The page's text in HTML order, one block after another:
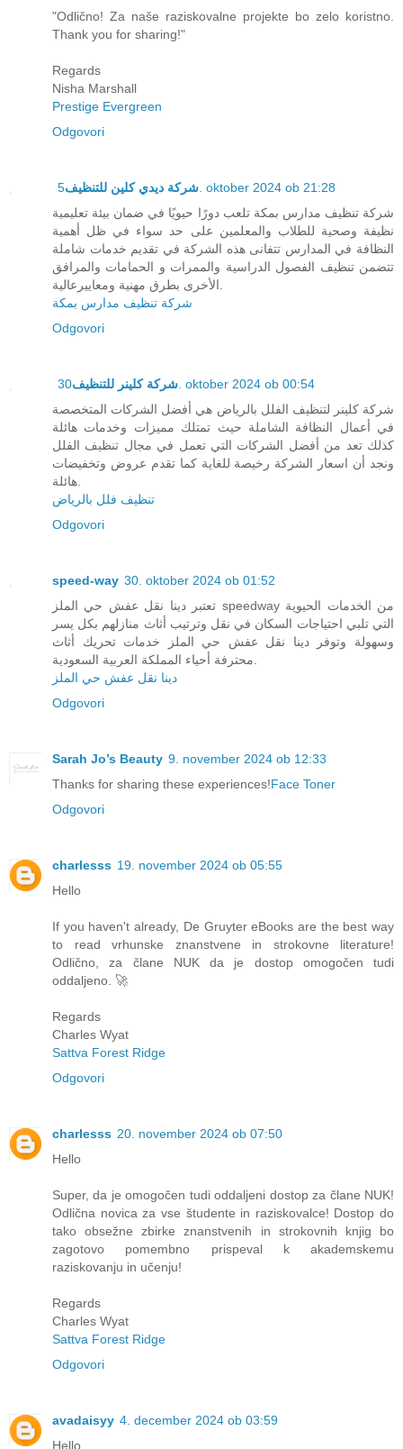
"Odlično! Za naše raziskovalne projekte bo zelo koristno.
Thank you for sharing!"
Regards
Nisha Marshall
Prestige Evergreen
Odgovori
شركة ديدي كلين للتنظيف 5. oktober 2024 ob 21:28
شركة تنظيف مدارس بمكة تلعب دورًا حيويًا في ضمان بيئة تعليمية
نظيفة وصحية للطلاب والمعلمين على حد سواء في ظل أهمية
النظافة في المدارس تتفانى هذه الشركة في تقديم خدمات شاملة
تتضمن تنظيف الفصول الدراسية والممرات و الحمامات والمرافق
شركة تنظيف مدارس بمكة
Odgovori
شركة كلينر للتنظيف 30. oktober 2024 ob 00:54
شركة كلينر لتنظيف الفلل بالرياض هي أفضل الشركات المتخصصة
في أعمال النظافة الشاملة حيث تمتلك مميزات وخدمات هائلة
كذلك تعد من أفضل الشركات التي تعمل في مجال تنظيف الفلل
ونجد أن اسعار الشركة رخيصة للغاية كما تقدم عروض وتخفيضات
تنظيف فلل بالرياض
Odgovori
speed-way 30. oktober 2024 ob 01:52
تعتبر دينا نقل عفش حي الملز speedway من الخدمات الحيوية
التي تلبي احتياجات السكان في نقل وترتيب أثاث منازلهم بكل يسر
وسهولة وتوفر دينا نقل عفش حي الملز خدمات تحريك أثاث
دينا نقل عفش حي الملز
Odgovori
Sarah Jo’s Beauty 9. november 2024 ob 12:33
Thanks for sharing these experiences!Face Toner
Odgovori
charlesss 19. november 2024 ob 05:55
Hello
If you haven't already, De Gruyter eBooks are the best way
to read vrhunske znanstvene in strokovne literature!
Odlično, za člane NUK da je dostop omogočen tudi
oddaljeno. 🚀
Regards
Charles Wyat
Sattva Forest Ridge
Odgovori
charlesss 20. november 2024 ob 07:50
Hello
Super, da je omogočen tudi oddaljeni dostop za člane NUK!
Odlična novica za vse študente in raziskovalce! Dostop do
tako obsežne zbirke znanstvenih in strokovnih knjig bo
zagotovo pomembno prispeval k akademskemu
raziskovanju in učenju!
Regards
Charles Wyat
Sattva Forest Ridge
Odgovori
avadaisyy 4. december 2024 ob 03:59
Hello